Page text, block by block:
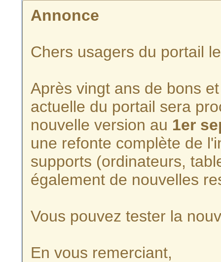
Annonce
Chers usagers du portail
Après vingt ans de bons
actuelle du portail sera
nouvelle version au 1er
une refonte complète de
supports (ordinateurs,
également de nouvelles
Vous pouvez tester la
En vous remerciant,